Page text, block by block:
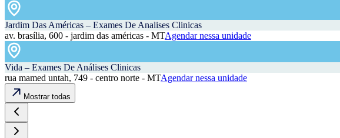
Jardim Das Américas – Exames De Analises Clinicas
av. brasília, 600 - jardim das américas - MTAgendar nessa unidade
Vida – Exames De Análises Clinicas
rua mamed untah, 749 - centro norte - MTAgendar nessa unidade
Mostrar todas